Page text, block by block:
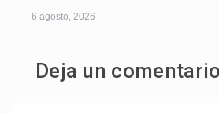
6 agosto, 2026
Deja un comentario